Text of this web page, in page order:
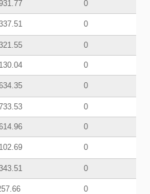
0
0
0
0
0
0
0
0
0
0